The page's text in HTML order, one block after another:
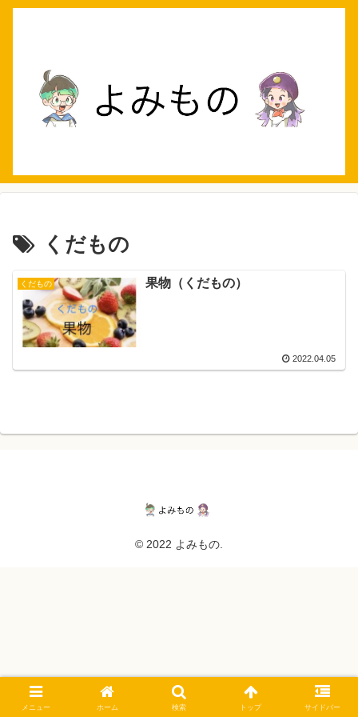
くだもの
くだもの 果物（くだもの）
2022.04.05
© 2022 よみもの.
メニュー ホーム 検索 トップ サイドバー